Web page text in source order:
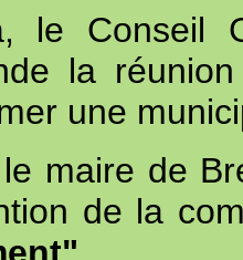
le Conseil
la
une
maire de
de la